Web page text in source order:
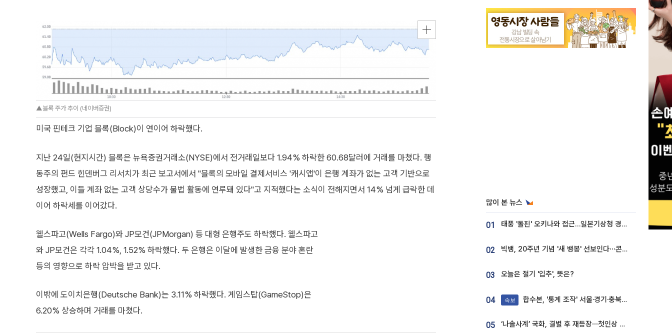
▲블록 주가 추이 (네이버증권)
미국 핀테크 기업 블록(Block)이 연이어 하락했다.
지난 24일(현지시간) 블록은 뉴욕증권거래소(NYSE)에서 전거래일보다 1.94% 하락한 60.68달러에 거래를 마쳤다. 행
동주의 펀드 힌덴버그 리서치가 최근 보고서에서 "블록의 모바일 결제서비스 '캐시앱'이 은행 계좌가 없는 고객 기반으로
성장했고, 이들 계좌 없는 고객 상당수가 불법 활동에 연루돼 있다"고 지적했다는 소식이 전해지면서 14% 넘게 급락한 데
이어 하락세를 이어갔다.
웰스파고(Wells Fargo)와 JP모건(JPMorgan) 등 대형 은행주도 하락했다. 웰스파고
와 JP모건은 각각 1.04%, 1.52% 하락했다. 두 은행은 이달에 발생한 금융 분야 혼란
등의 영향으로 하락 압박을 받고 있다.
이밖에 도이치은행(Deutsche Bank)는 3.11% 하락했다. 게임스탑(GameStop)은
6.20% 상승하며 거래를 마쳤다.
많이 본 뉴스
01 태풍 '돌핀' 오키나와 접근…일본기상청 경로 업데이트
02 빅뱅, 20주년 기념 '새 뱅봉' 선보인다⋯콘서트 앞두고 팝업 개최
03 오늘은 절기 '입추', 뜻은?
04 속보 합수본, '통계 조작' 서울·경기·충북 선관위 등 추가 압수수색
05 ‘나솔사계’ 국화, 결별 후 재등장⋯첫인상 투표 휩쓸고 ‘인기녀’ 등극